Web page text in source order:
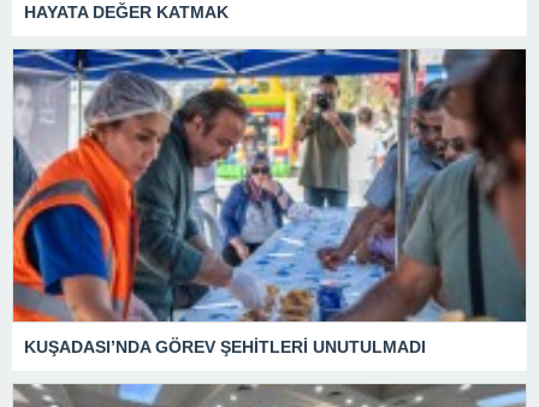
HAYATA DEĞER KATMAK
KUŞADASI’NDA GÖREV ŞEHİTLERİ UNUTULMADI